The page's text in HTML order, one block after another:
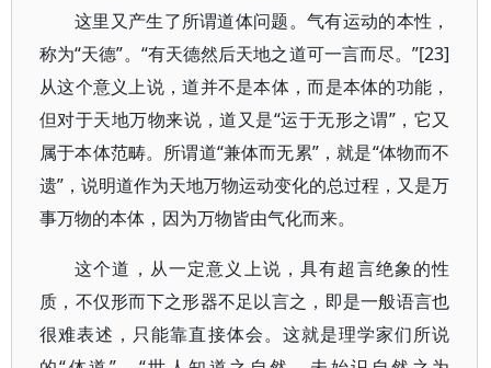
这里又产生了所谓道体问题。气有运动的本性，
称为“天德”。“有天德然后天地之道可一言而尽。”[23]
从这个意义上说，道并不是本体，而是本体的功能，
但对于天地万物来说，道又是“运于无形之谓”，它又
属于本体范畴。所谓道“兼体而无累”，就是“体物而不
遗”，说明道作为天地万物运动变化的总过程，又是万
事万物的本体，因为万物皆由气化而来。
这个道，从一定意义上说，具有超言绝象的性
质，不仅形而下之形器不足以言之，即是一般语言也
很难表述，只能靠直接体会。这就是理学家们所说